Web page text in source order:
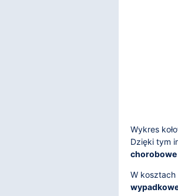
Wykres
Dzięki tym
chorobowe
W